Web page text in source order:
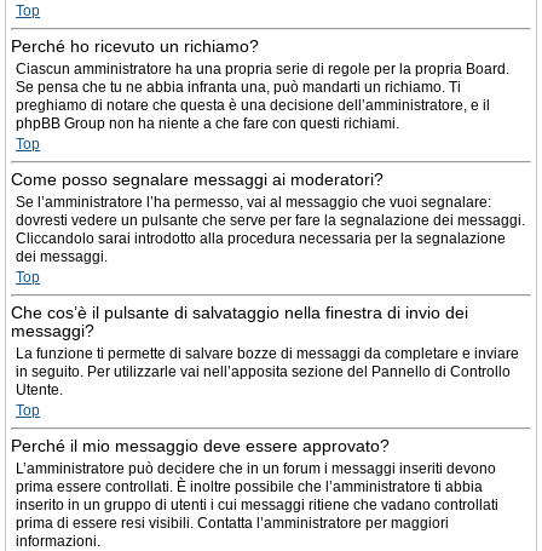
Top
Perché ho ricevuto un richiamo?
Ciascun amministratore ha una propria serie di regole per la propria Board.
Se pensa che tu ne abbia infranta una, può mandarti un richiamo. Ti
preghiamo di notare che questa è una decisione dell’amministratore, e il
phpBB Group non ha niente a che fare con questi richiami.
Top
Come posso segnalare messaggi ai moderatori?
Se l’amministratore l’ha permesso, vai al messaggio che vuoi segnalare:
dovresti vedere un pulsante che serve per fare la segnalazione dei messaggi.
Cliccandolo sarai introdotto alla procedura necessaria per la segnalazione
dei messaggi.
Top
Che cos’è il pulsante di salvataggio nella finestra di invio dei
messaggi?
La funzione ti permette di salvare bozze di messaggi da completare e inviare
in seguito. Per utilizzarle vai nell’apposita sezione del Pannello di Controllo
Utente.
Top
Perché il mio messaggio deve essere approvato?
L’amministratore può decidere che in un forum i messaggi inseriti devono
prima essere controllati. È inoltre possibile che l’amministratore ti abbia
inserito in un gruppo di utenti i cui messaggi ritiene che vadano controllati
prima di essere resi visibili. Contatta l’amministratore per maggiori
informazioni.